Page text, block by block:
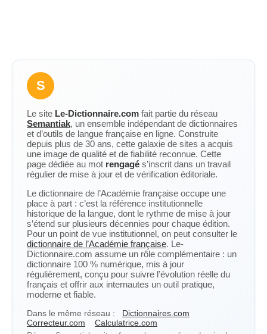
S
Le site Le-Dictionnaire.com fait partie du réseau
Semantiak, un ensemble indépendant de dictionnaires
et d’outils de langue française en ligne. Construite
depuis plus de 30 ans, cette galaxie de sites a acquis
une image de qualité et de fiabilité reconnue. Cette
page dédiée au mot rengagé s’inscrit dans un travail
régulier de mise à jour et de vérification éditoriale.
Le dictionnaire de l’Académie française occupe une
place à part : c’est la référence institutionnelle
historique de la langue, dont le rythme de mise à jour
s’étend sur plusieurs décennies pour chaque édition.
Pour un point de vue institutionnel, on peut consulter le
dictionnaire de l’Académie française. Le-
Dictionnaire.com assume un rôle complémentaire : un
dictionnaire 100 % numérique, mis à jour
régulièrement, conçu pour suivre l’évolution réelle du
français et offrir aux internautes un outil pratique,
moderne et fiable.
Dans le même réseau :
Dictionnaires.com
Correcteur.com
Calculatrice.com